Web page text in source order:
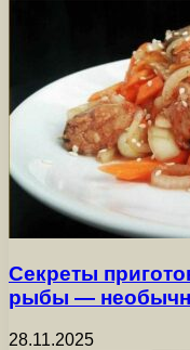
Секреты
рыбы —
28.11.2025